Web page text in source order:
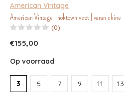
American Vintage
American Vintage | hoktown vest | varan chine
(0)
€155,00
Op voorraad
3 5 7 9 11 13